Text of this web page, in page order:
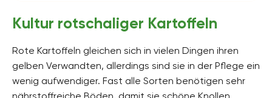
Kultur rotschaliger Kartoffeln
Rote Kartoffeln gleichen sich in vielen Dingen ihren
gelben Verwandten, allerdings sind sie in der Pflege ein
wenig aufwendiger. Fast alle Sorten benötigen sehr
nährstoffreiche Böden, damit sie schöne Knollen